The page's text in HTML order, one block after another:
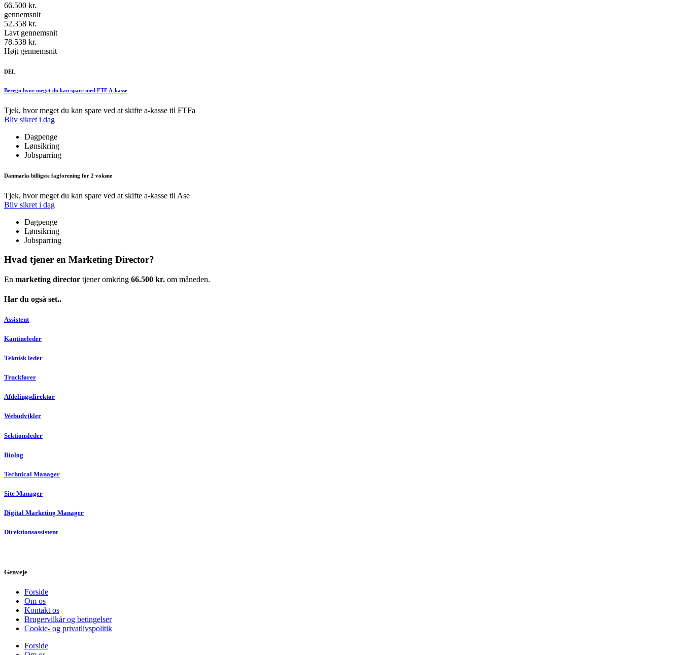
66.500 kr.
gennemsnit
52.358 kr.
Lavt gennemsnit
78.538 kr.
Højt gennemsnit
DEL
Beregn hvor meget du kan spare med FTF A-kasse
Tjek, hvor meget du kan spare ved at skifte a-kasse til FTFa
Bliv sikret i dag
Dagpenge
Lønsikring
Jobsparring
Danmarks billigste fagforening for 2 voksne
Tjek, hvor meget du kan spare ved at skifte a-kasse til Ase
Bliv sikret i dag
Dagpenge
Lønsikring
Jobsparring
Hvad tjener en Marketing Director?
En marketing director tjener omkring 66.500 kr. om måneden.
Har du også set..
Assistent
Kantineleder
Teknisk leder
Truckfører
Afdelingsdirektør
Webudvikler
Sektionsleder
Biolog
Technical Manager
Site Manager
Digital Marketing Manager
Direktionsassistent
Genveje
Forside
Om os
Kontakt os
Brugervilkår og betingelser
Cookie- og privatlivspolitik
Forside